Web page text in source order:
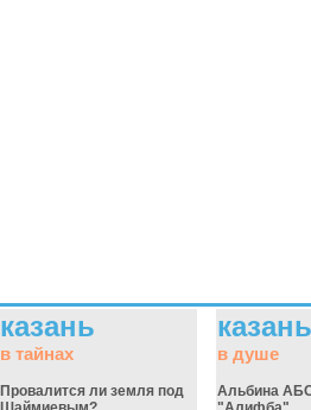
казань
в тайнах
Провалится ли земля под
казань
в душе
Альбина